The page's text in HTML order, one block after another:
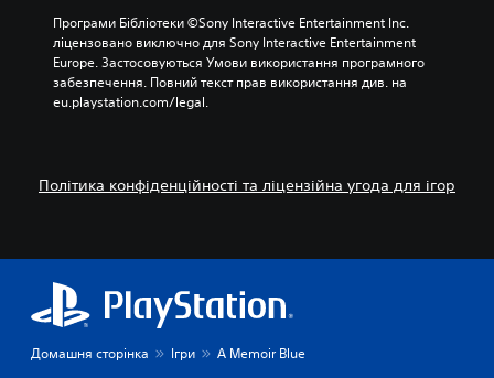
Програми Бібліотеки ©Sony Interactive Entertainment Inc.
ліцензовано виключно для Sony Interactive Entertainment
Europe. Застосовуються Умови використання програмного
забезпечення. Повний текст прав використання див. на
eu.playstation.com/legal.
Політика конфіденційності та ліцензійна угода для ігор
Домашня сторінка Ігри A Memoir Blue